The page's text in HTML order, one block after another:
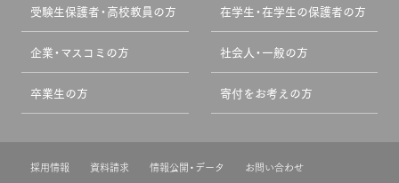
受験生保護者・高校教員の方 在学生・在学生の保護者の方
企業・マスコミの方 社会人・一般の方
卒業生の方 寄付をお考えの方
採用情報 資料請求 情報公開・データ
お問い合わせ